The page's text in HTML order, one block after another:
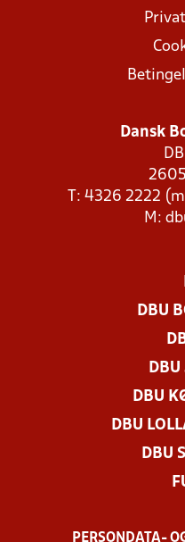
Dansk
T: 4326 2222
M:
DBU
DBU
DBU
DBU
PERSONDATA-